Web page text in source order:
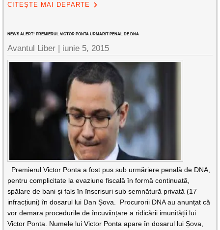
CITEȘTE MAI DEPARTE
NEWS ALERT! PREMIERUL VICTOR PONTA URMARIT PENAL DE DNA
Avantul Liber | iunie 5, 2015
Premierul Victor Ponta a fost pus sub urmăriere penală de DNA,
pentru complicitate la evaziune fiscală în formă continuată,
spălare de bani și fals în înscrisuri sub semnătură privată (17
infracțiuni) în dosarul lui Dan Șova. Procurorii DNA au anunțat că
vor demara procedurile de încuviințare a ridicării imunității lui
Victor Ponta. Numele lui Victor Ponta apare în dosarul lui Șova,